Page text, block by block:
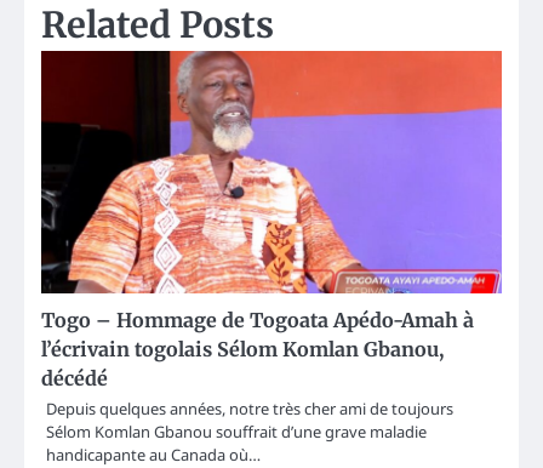
Related Posts
Togo – Hommage de Togoata Apédo-Amah à
l’écrivain togolais Sélom Komlan Gbanou,
décédé
Depuis quelques années, notre très cher ami de toujours
Sélom Komlan Gbanou souffrait d’une grave maladie
handicapante au Canada où…